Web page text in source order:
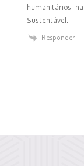
humanitários
Sustentável.
Responder